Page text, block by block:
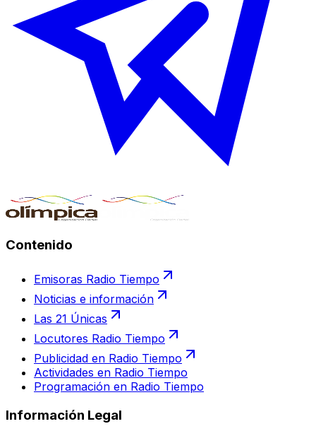
Contenido
Emisoras Radio Tiempo
Noticias e información
Las 21 Únicas
Locutores Radio Tiempo
Publicidad en Radio Tiempo
Actividades en Radio Tiempo
Programación en Radio Tiempo
Información Legal